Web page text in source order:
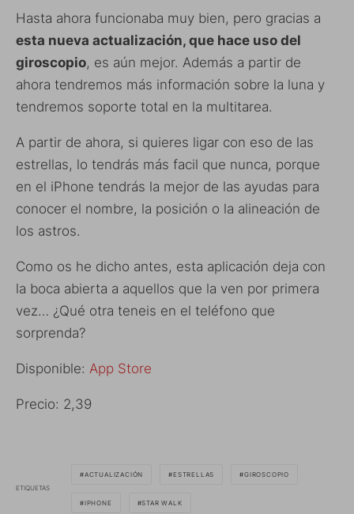
Hasta ahora funcionaba muy bien, pero gracias a
esta nueva actualización, que hace uso del
giroscopio, es aún mejor. Además a partir de
ahora tendremos más información sobre la luna y
tendremos soporte total en la multitarea.
A partir de ahora, si quieres ligar con eso de las
estrellas, lo tendrás más facil que nunca, porque
en el iPhone tendrás la mejor de las ayudas para
conocer el nombre, la posición o la alineación de
los astros.
Como os he dicho antes, esta aplicación deja con
la boca abierta a aquellos que la ven por primera
vez… ¿Qué otra teneis en el teléfono que
sorprenda?
Disponible: App Store
Precio: 2,39
ETIQUETAS
ACTUALIZACIÓN ESTRELLAS GIROSCOPIO
IPHONE STAR WALK